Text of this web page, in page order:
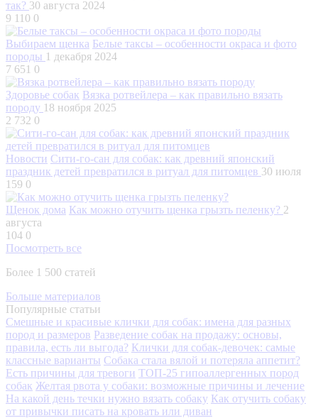
так? 30 августа 2024
9 110 0
Выбираем щенка Белые таксы – особенности окраса и фото
породы 1 декабря 2024
7 651 0
Здоровье собак Вязка ротвейлера – как правильно вязать
породу 18 ноября 2025
2 732 0
Новости Сити-го-сан для собак: как древний японский
праздник детей превратился в ритуал для питомцев 30 июля
159 0
Щенок дома Как можно отучить щенка грызть пеленку? 2
августа
104 0
Посмотреть все
Более 1 500 статей
Больше материалов
Популярные статьи
Смешные и красивые клички для собак: имена для разных
пород и размеров Разведение собак на продажу: основы,
правила, есть ли выгода? Клички для собак-девочек: самые
классные варианты Собака стала вялой и потеряла аппетит?
Есть причины для тревоги ТОП-25 гипоаллергенных пород
собак Желтая рвота у собаки: возможные причины и лечение
На какой день течки нужно вязать собаку Как отучить собаку
от привычки писать на кровать или диван